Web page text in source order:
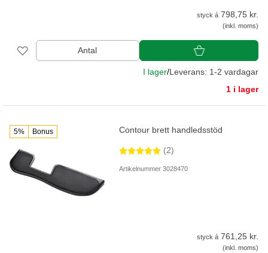
styck á 798,75 kr.
(inkl. moms)
Antal
I lager/Leverans: 1-2 vardagar
1 i lager
5% Bonus Contour brett handledsstöd
(2)
Artikelnummer 3028470
styck á 761,25 kr.
(inkl. moms)